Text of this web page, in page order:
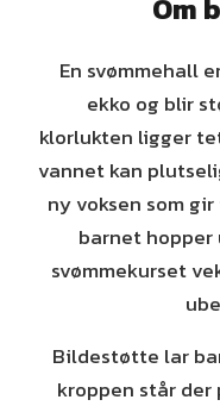
Om
En svømmehall
ekko og blir
klorlukten ligger
vannet kan
ny voksen som
barnet
svømmekurset
Bildestøtte lar
kroppen står